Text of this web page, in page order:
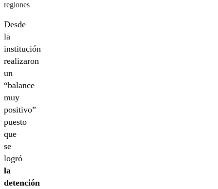
regiones
Desde
la
institución
realizaron
un
“balance
muy
positivo”
puesto
que
se
logró
la
detención